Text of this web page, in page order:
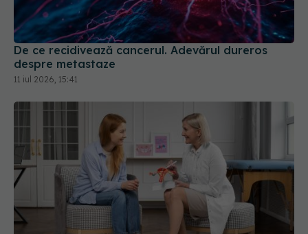
De ce recidivează cancerul. Adevărul dureros
despre metastaze
11 iul 2026, 15:41